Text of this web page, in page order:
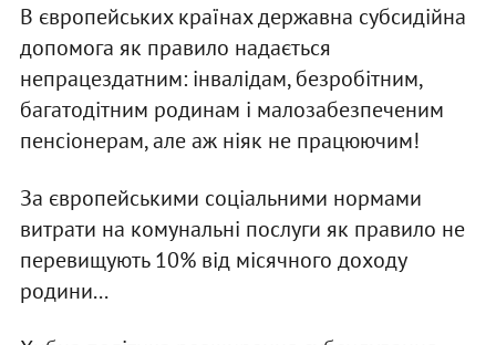
В європейських країнах державна субсидійна
допомога як правило надається
непрацездатним: інвалідам, безробітним,
багатодітним родинам і малозабезпеченим
пенсіонерам, але аж ніяк не працюючим!
За європейськими соціальними нормами
витрати на комунальні послуги як правило не
перевищують 10% від місячного доходу
родини...